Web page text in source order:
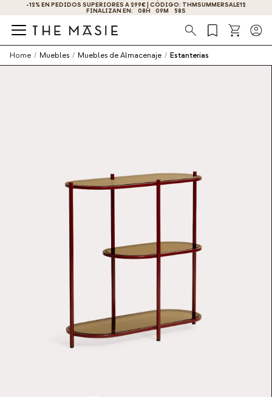
-12% EN PEDIDOS SUPERIORES A 299€ | CÓDIGO: THMSUMMERSALE12
FINALIZAN EN: 08H 09M 58S
Búsqueda
Home / Muebles / Muebles de Almacenaje / Estanterías